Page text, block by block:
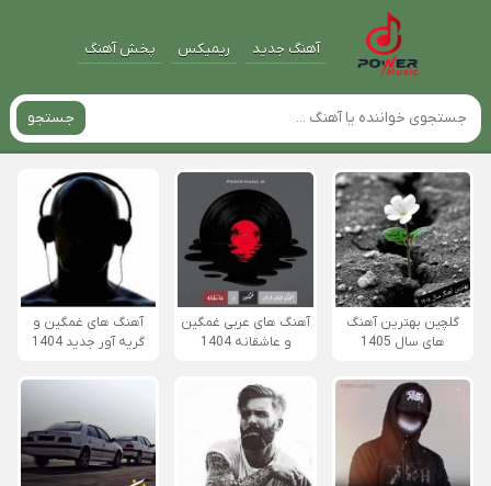
آهنگ جدید ریمیکس پخش آهنگ
جستجو
گلچین بهترین آهنگ
های سال 1405
آهنگ های عربی غمگین
و عاشقانه 1404
آهنگ های غمگین و
گریه آور جدید 1404